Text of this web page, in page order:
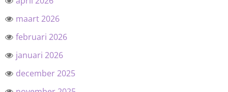
maart 2026
februari 2026
januari 2026
december 2025